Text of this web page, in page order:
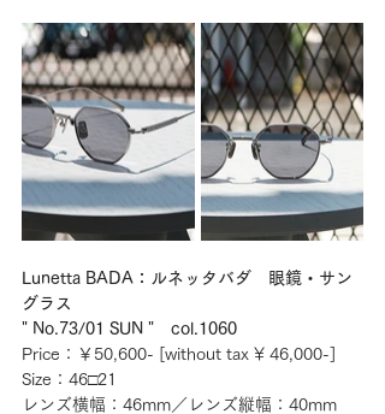
Lunetta BADA：ルネッタバダ　眼鏡・サン
グラス
" No.73/01 SUN "　col.1060
Price：￥50,600- [without tax ¥ 46,000-]
Size：46□21
レンズ横幅：46mm／レンズ縦幅：40mm